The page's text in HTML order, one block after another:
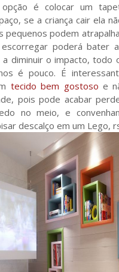
é colocar um
se a criança cair ela
pequenos podem
poderá bater a
a diminuir o impacto, todo
é pouco. É
tecido bem gostoso e
pois pode acabar
no meio, e
descalço em um Lego,